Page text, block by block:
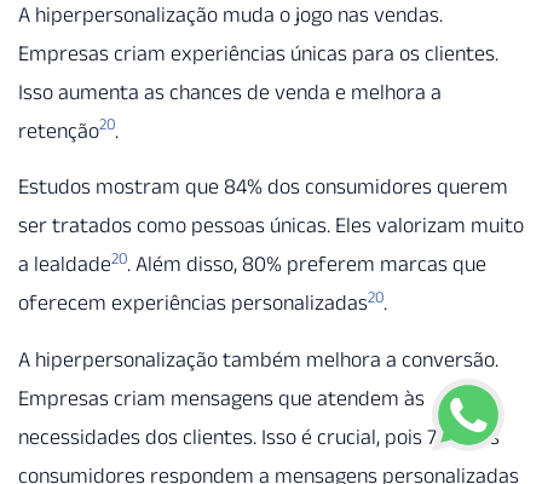
A hiperpersonalização muda o jogo nas vendas.
Empresas criam experiências únicas para os clientes.
Isso aumenta as chances de venda e melhora a
retenção20.
Estudos mostram que 84% dos consumidores querem
ser tratados como pessoas únicas. Eles valorizam muito
a lealdade20. Além disso, 80% preferem marcas que
oferecem experiências personalizadas20.
A hiperpersonalização também melhora a conversão.
Empresas criam mensagens que atendem às
necessidades dos clientes. Isso é crucial, pois 72% dos
consumidores respondem a mensagens personalizadas